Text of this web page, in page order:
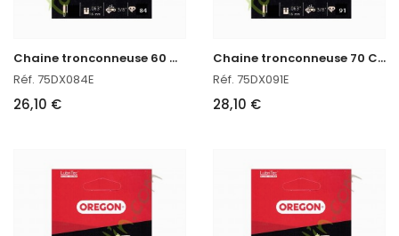
C
haine tronconneuse 60 CM Oregon réf : 75DX084E
Réf. 75DX084E
26,10 €
C
haine tronconneuse 70 CM Oregon 75DX091E
Réf. 75DX091E
28,10 €